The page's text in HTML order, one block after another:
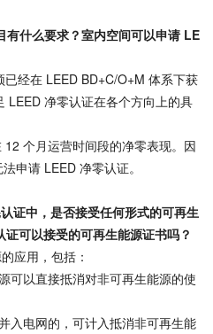
有什么要求？室内空间可以申请 LE
经在 LEED BD+C/O+M 体系下获
LEED 净零认证在各个方向上的具
个月运营时间段的净零表现。因
申请 LEED 净零认证。
证中，是否接受任何形式的可再生
可以接受的可再生能源证书吗？
应用，包括：
可以直接抵消对非可再生能源的使
入电网的，可计入抵消非可再生能